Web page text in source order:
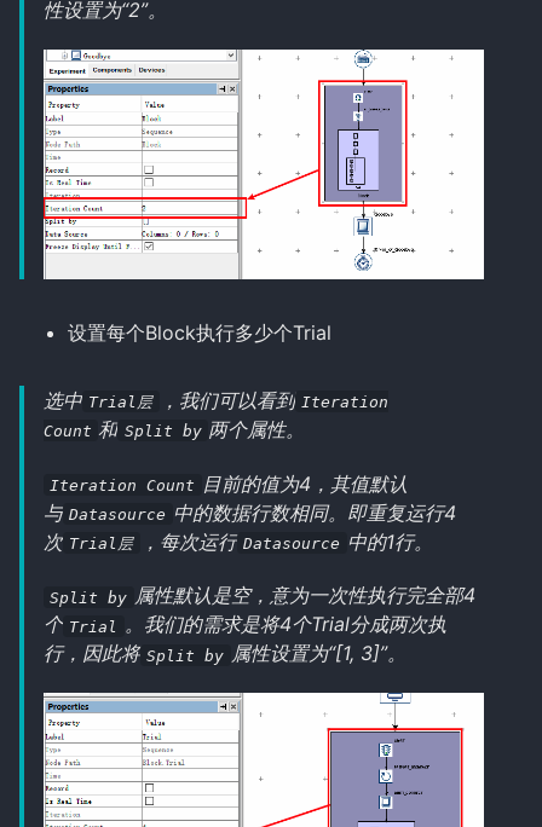
性设置为“2”。
设置每个Block执行多少个Trial
选中 Trial层 ，我们可以看到 Iteration
Count 和 Split by 两个属性。
Iteration Count 目前的值为4，其值默认
与 Datasource 中的数据行数相同。即重复运行4
次 Trial层 ，每次运行 Datasource 中的1行。
Split by 属性默认是空，意为一次性执行完全部4
个 Trial 。我们的需求是将4个Trial分成两次执
行，因此将 Split by 属性设置为“[1, 3]”。